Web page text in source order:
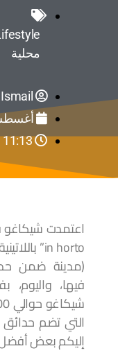
محلية
أغسطس 27,
11:13 ص
(مدينة ضمن
فيها،
التي تضم حدائق
إليكم بعض أفضل